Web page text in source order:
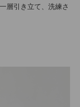
層引き立て、洗練さ